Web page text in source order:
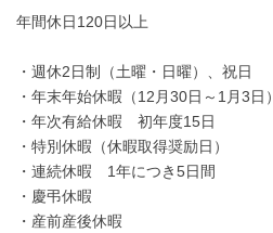
年間休日120日以上
・週休2日制（土曜・日曜）、祝日
・年末年始休暇（12月30日～1月3日）
・年次有給休暇 初年度15日
・特別休暇（休暇取得奨励日）
・連続休暇 1年につき5日間
・慶弔休暇
・産前産後休暇